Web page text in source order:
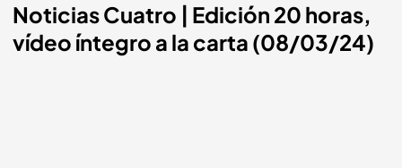
Noticias Cuatro | Edición 20 horas,
vídeo íntegro a la carta (08/03/24)